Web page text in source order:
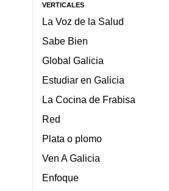
VERTICALES
La Voz de la Salud
Sabe Bien
Global Galicia
Estudiar en Galicia
La Cocina de Frabisa
Red
Plata o plomo
Ven A Galicia
Enfoque